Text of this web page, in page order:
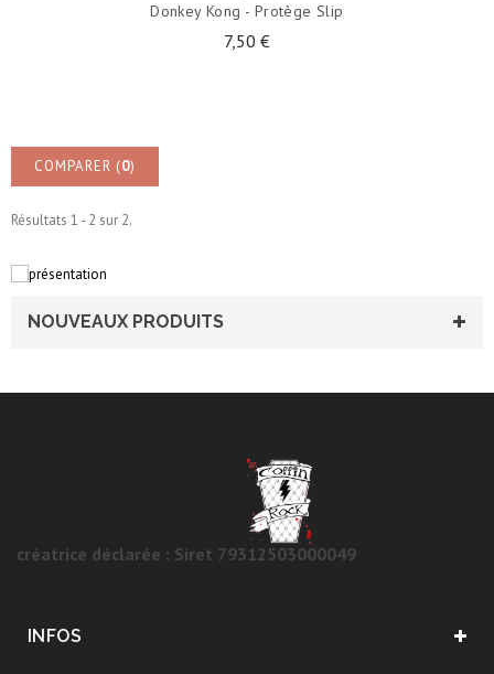
Donkey Kong - Protège Slip
7,50 €
COMPARER (0)
Résultats 1 - 2 sur 2.
NOUVEAUX PRODUITS
créatrice déclarée : Siret 79312503000049
INFOS